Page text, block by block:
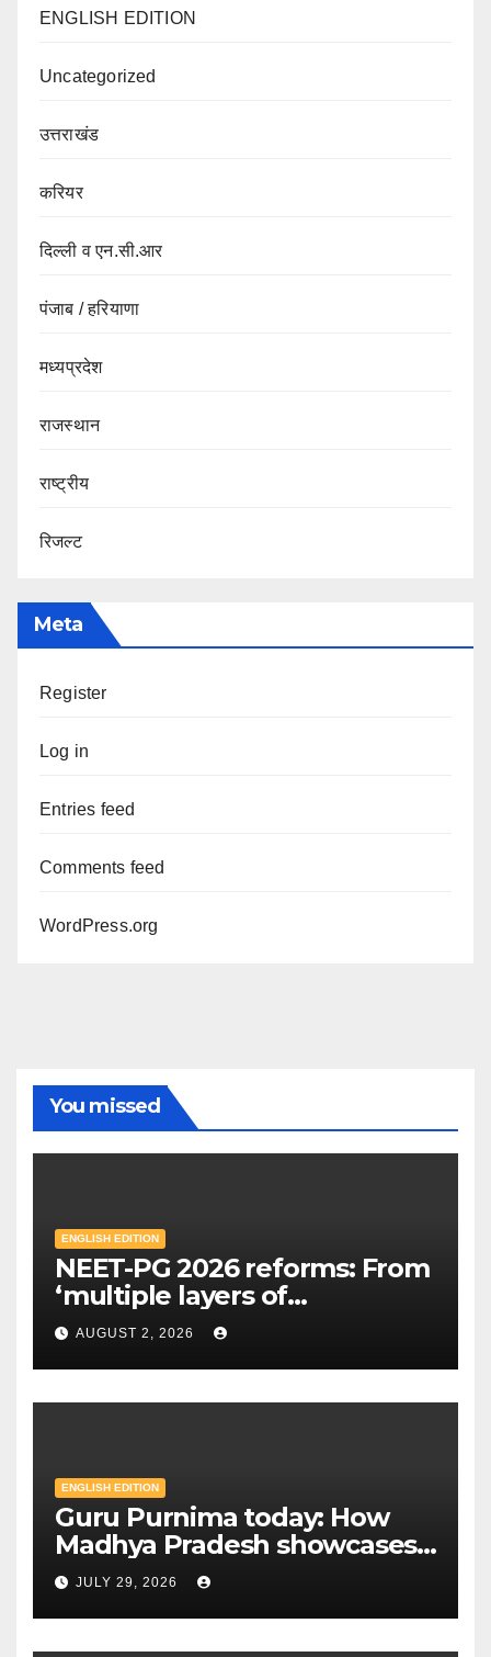
ENGLISH EDITION
Uncategorized
उत्तराखंड
करियर
दिल्ली व एन.सी.आर
पंजाब / हरियाणा
मध्यप्रदेश
राजस्थान
राष्ट्रीय
रिजल्ट
Meta
Register
Log in
Entries feed
Comments feed
WordPress.org
You missed
ENGLISH EDITION
NEET-PG 2026 reforms: From
‘multiple layers of
encryption’ to centres closer
to home — Key changes in 30
August exam | Mint
AUGUST 2, 2026
ENGLISH EDITION
Guru Purnima today: How
Madhya Pradesh showcases
Sandipani schools as new
education model | Mint
JULY 29, 2026